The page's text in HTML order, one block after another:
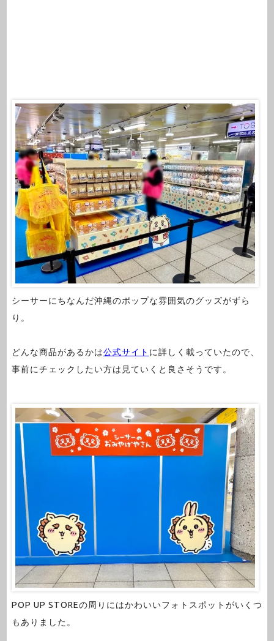
シーサーにちなんだ沖縄のポップな雰囲気のグッズがずら
り。
どんな商品があるかは公式サイト に詳しく載っていたので、
事前にチェックしたい方は見ていくと良さそうです。
POP UP STOREの周りにはかわいいフォトスポットがいくつ
もありました。